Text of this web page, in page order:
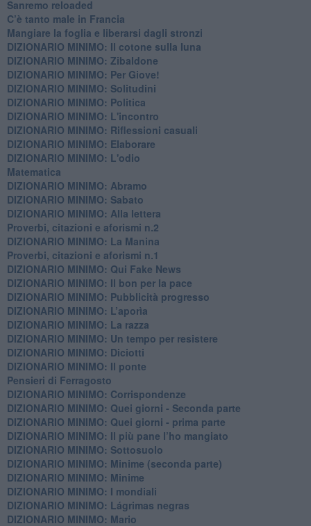
Sanremo reloaded
C’è tanto male in Francia
​Mangiare la foglia e liberarsi dagli stronzi
DIZIONARIO MINIMO: Il cotone sulla luna
DIZIONARIO MINIMO: Zibaldone
DIZIONARIO MINIMO: Per Giove!
DIZIONARIO MINIMO: Solitudini
DIZIONARIO MINIMO: Politica
DIZIONARIO MINIMO: L'incontro
DIZIONARIO MINIMO: Riflessioni casuali
DIZIONARIO MINIMO: Elaborare
DIZIONARIO MINIMO: L'odio
​Matematica
DIZIONARIO MINIMO: Abramo
DIZIONARIO MINIMO: Sabato
​DIZIONARIO MINIMO: Alla lettera
Proverbi, citazioni e aforismi n.2
DIZIONARIO MINIMO: La Manina
​Proverbi, citazioni e aforismi n.1
DIZIONARIO MINIMO: Qui Fake News
DIZIONARIO MINIMO: ​Il bon per la pace
DIZIONARIO MINIMO: Pubblicità progresso
DIZIONARIO MINIMO: L’aporìa
DIZIONARIO MINIMO: La razza
DIZIONARIO MINIMO: Un tempo per resistere
DIZIONARIO MINIMO: Diciotti
DIZIONARIO MINIMO: Il ponte
Pensieri di Ferragosto
DIZIONARIO MINIMO: Corrispondenze
DIZIONARIO MINIMO: Quei giorni - Seconda parte
DIZIONARIO MINIMO: Quei giorni - prima parte
DIZIONARIO MINIMO: Il più pane l’ho mangiato
DIZIONARIO MINIMO: Sottosuolo
DIZIONARIO MINIMO: Minime (seconda parte)
DIZIONARIO MINIMO: Minime
DIZIONARIO MINIMO: ​I mondiali
DIZIONARIO MINIMO: ​Lágrimas negras
DIZIONARIO MINIMO: Mario